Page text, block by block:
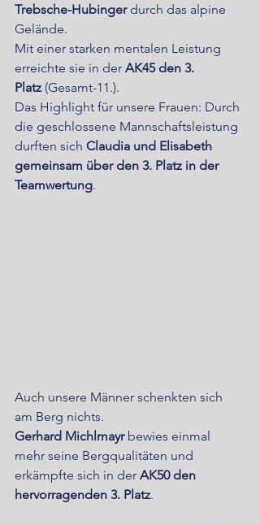
Trebsche-Hubinger durch das alpine
Gelände.
Mit einer starken mentalen Leistung
erreichte sie in der AK45 den 3.
Platz (Gesamt-11.).
Das Highlight für unsere Frauen: Durch
die geschlossene Mannschaftsleistung
durften sich Claudia und Elisabeth
gemeinsam über den 3. Platz in der
Teamwertung.
Auch unsere Männer schenkten sich
am Berg nichts.
Gerhard Michlmayr bewies einmal
mehr seine Bergqualitäten und
erkämpfte sich in der AK50 den
hervorragenden 3. Platz.